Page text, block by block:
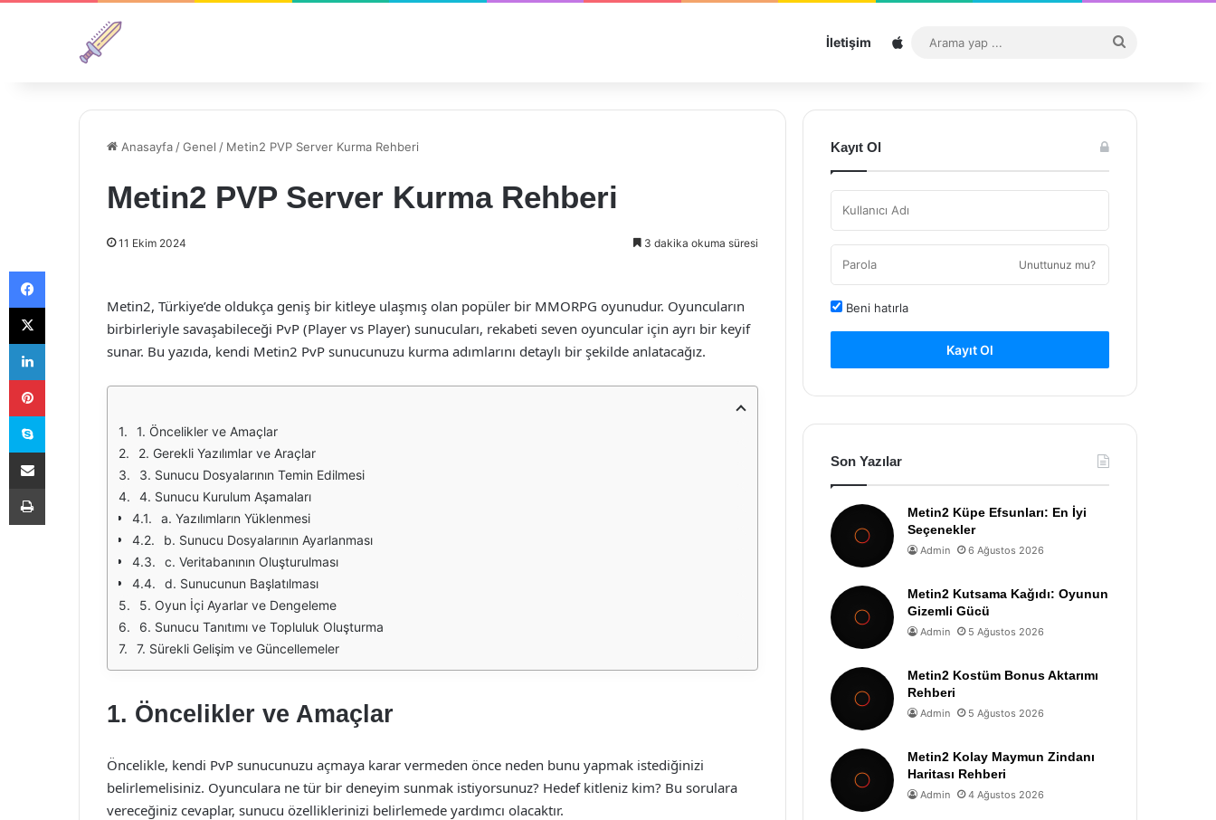
İletişim Sitemap
...
Anasayfa /Genel / Metin2 PVP Server Kurma Rehberi
Metin2 PVP Server Kurma Rehberi
11 Ekim 2024 3 dakika okuma süresi
Metin2, Türkiye’de oldukça geniş bir kitleye ulaşmış olan popüler bir MMORPG oyunudur. Oyuncuların
birbirleriyle savaşabileceği PvP (Player vs Player) sunucuları, rekabeti seven oyuncular için ayrı bir keyif
sunar. Bu yazıda, kendi Metin2 PvP sunucunuzu kurma adımlarını detaylı bir şekilde anlatacağız.
1. Öncelikler ve Amaçlar
2. Gerekli Yazılımlar ve Araçlar
3. Sunucu Dosyalarının Temin Edilmesi
4. Sunucu Kurulum Aşamaları
a. Yazılımların Yüklenmesi
b. Sunucu Dosyalarının Ayarlanması
c. Veritabanının Oluşturulması
d. Sunucunun Başlatılması
5. Oyun İçi Ayarlar ve Dengeleme
6. Sunucu Tanıtımı ve Topluluk Oluşturma
7. Sürekli Gelişim ve Güncellemeler
1. Öncelikler ve Amaçlar
Öncelikle, kendi PvP sunucunuzu açmaya karar vermeden önce neden bunu yapmak istediğinizi
belirlemelisiniz. Oyunculara ne tür bir deneyim sunmak istiyorsunuz? Hedef kitleniz kim? Bu sorulara
vereceğiniz cevaplar, sunucu özelliklerinizi belirlemede yardımcı olacaktır.
Kayıt Ol
Unuttunuz mu?
Beni hatırla
Kayıt Ol
Son Yazılar
Metin2 Küpe Efsunları: En İyi
Seçenekler
Admin 6 Ağustos 2026
Metin2 Kutsama Kağıdı: Oyunun
Gizemli Gücü
Admin 5 Ağustos 2026
Metin2 Kostüm Bonus Aktarımı
Rehberi
Admin 5 Ağustos 2026
Metin2 Kolay Maymun Zindanı
Haritası Rehberi
Admin 4 Ağustos 2026
Facebook
X
LinkedIn
Pinterest
Skype
E-Posta ile paylaş